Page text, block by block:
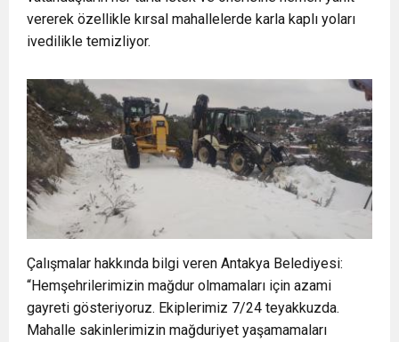
vererek özellikle kırsal mahallelerde karla kaplı yoları
ivedilikle temizliyor.
Çalışmalar hakkında bilgi veren Antakya Belediyesi:
“Hemşehrilerimizin mağdur olmamaları için azami
gayreti gösteriyoruz. Ekiplerimiz 7/24 teyakkuzda.
Mahalle sakinlerimizin mağduriyet yaşamamaları